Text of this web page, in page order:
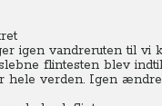
igen vandreruten til vi
flintesten blev
hele verden. Igen